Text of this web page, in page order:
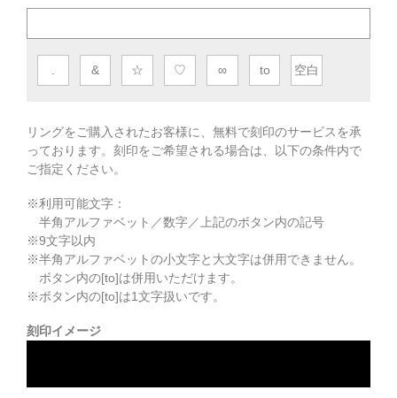
& ☆ ♡ ∞ to 空白
リングをご購入されたお客様に、無料で刻印のサービスを承
っております。 刻印をご希望される場合は、以下の条件内で
ご指定ください。
※利用可能文字：
半角アルファベット／数字／上記のボタン内の記号
※9文字以内
※半角アルファベットの小文字と大文字は併用できません。
ボタン内の[to]は併用いただけます。
※ボタン内の[to]は1文字扱いです。
刻印イメージ